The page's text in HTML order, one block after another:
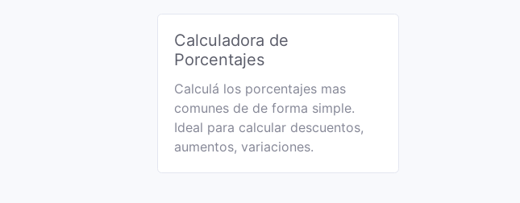
Calculadora de
Porcentajes
Calculá los porcentajes mas
comunes de de forma simple.
Ideal para calcular descuentos,
aumentos, variaciones.